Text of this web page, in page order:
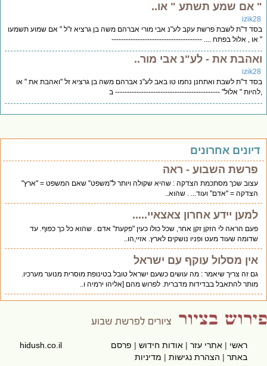
אם שמע תשתע " או..
ד"ת לשבת פרשת עקב לע"נ אבי מורי אברהם משה בן גרציא ז"ל " אם שמוע תשמעו
, אלול בפתח .... --------------------------------------
את - לע"נ אבי מור..
ד"ת לשבת ואתחנן נחמו טו באב לע"נ אברהם משה בן גרציא זל "ואהבת את " או
" אלול" -------------------------------------------- ב
אחרונים
פרשת השבוע - ראה
עצוב שכך מסתכמת הצדקה : שהיא שקולה ויותר ל"משפט" שאם המשפט = "ארץ"
הצדקה = "אדם" ועוד... . שהוא..
למען יידע אחרון צאצאיי.....
פעם הראה לי הזקן זקן אחר, שכל כולו כעין "פקעת" אדם . שהוא כל כך כפוף. עד
שדומה שעוד מעט ופניו נושקים לארץ. אזיי,הו..
אין מסלול עוקף עם ישראל
גם זה צריך שיאמר : מה עושים כשעם ישראל טובל בטינופת מוסרית מנוער מערכיו.
מותר להתאבל בבדידות מדברית. לפרוש מהם [אליהו ירמיה ו..
ראשי|אתרי עזר|אודות חידוש|פרסם
באתר|הצהרת נגישות|מדיניות
hidush.co.il